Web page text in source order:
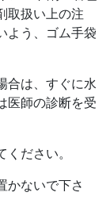
取扱い上の注
よう、ゴム手袋
合は、すぐに水
医師の診断を受
ださい。
かないで下さ